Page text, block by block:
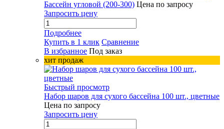
Бассейн угловой (200-300) Цена по запросу
Запросить цену
Подробнее
Купить в 1 клик Сравнение
В избранное Под заказ
хит продаж
Быстрый просмотр
Набор шаров для сухого бассейна 100 шт., цветные
Цена по запросу
Запросить цену